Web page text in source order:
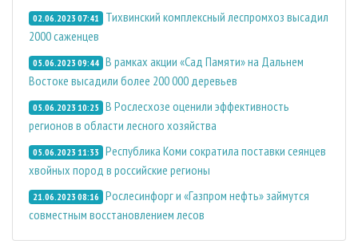
02.06.2023 07:41
Тихвинский комплексный леспромхоз высадил
2000 саженцев
05.06.2023 09:44 В рамках акции «Сад Памяти» на Дальнем
Востоке высадили более 200 000 деревьев
05.06.2023 10:25 В Рослесхозе оценили эффективность
регионов в области лесного хозяйства
05.06.2023 11:33 Республика Коми сократила поставки сеянцев
хвойных пород в российские регионы
21.06.2023 08:16 Рослесинфорг и «Газпром нефть» займутся
совместным восстановлением лесов